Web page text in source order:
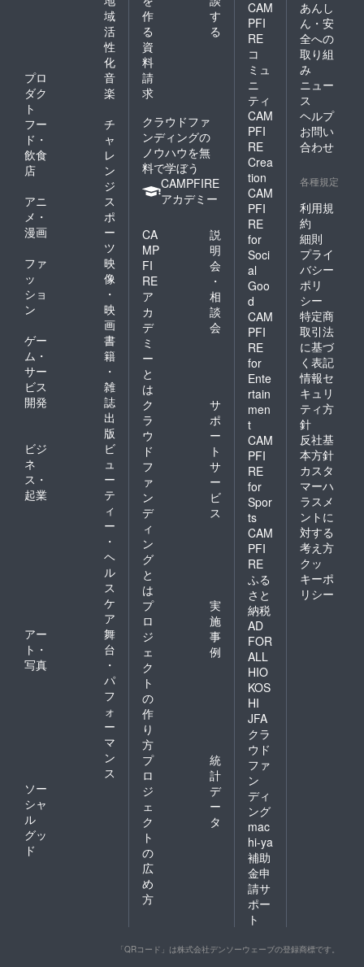
域
活
性
化
プロ
ダク
ト
音
楽
フー
ド・
飲食
店
チ
ャ
レ
ン
ジ
アニ
メ・
漫画
ス
ポ
ー
ツ
ファ
ッ
ショ
ン
映
像
・
映
画
ゲー
ム・
サー
ビス
開発
書
籍
・
雑
誌
出
版
ビジ
ネ
ス・
起業
ビ
ュ
ー
テ
ィ
ー
・
ヘ
ル
ス
ケ
ア
アー
ト・
写真
舞
台
・
パ
フ
ォ
ー
マ
ン
ス
ソー
シャ
ル
グッ
ド
作
る
す
る
資
料
請
求
クラウドファ
ンディングの
ノウハウを無
料で学ぼう
CAMPFIRE
アカデミー
CA
MP
FI
RE
ア
カ
デ
ミ
ー
と
は
説
明
会
・
相
談
会
ク
ラ
ウ
ド
フ
ァ
ン
デ
ィ
ン
グ
と
は
サ
ポ
ー
ト
サ
ー
ビ
ス
プ
ロ
ジ
ェ
ク
ト
の
作
り
方
実
施
事
例
プ
ロ
ジ
ェ
ク
ト
の
広
め
方
統
計
デ
ー
タ
CAM
PFI
RE
コ
ミュ
ニ
ティ
CAM
PFI
RE
Crea
tion
CAM
PFI
RE
for
Soci
al
Goo
d
CAM
PFI
RE
for
Ente
rtain
men
t
CAM
PFI
RE
for
Spor
ts
CAM
PFI
RE
ふる
さと
納税
AD
FOR
ALL
HIO
KOS
HI
JFA
クラ
ウド
ファ
ン
ディ
ング
mac
hi-ya
補助
金申
請サ
ポー
ト
あんし
ん・安
全への
取り組
み
ニュー
ス
ヘルプ
お問い
合わせ
各種規定
利用規
約
細則
プライ
バシー
ポリ
シー
特定商
取引法
に基づ
く表記
情報セ
キュリ
ティ方
針
反社基
本方針
カスタ
マーハ
ラスメ
ントに
対する
考え方
クッ
キーポ
リシー
「QRコード」は株式会社デンソーウェーブの登録商標です。